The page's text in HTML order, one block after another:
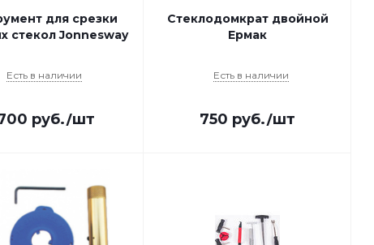
для срезки
стекол Jonnesway
Есть в наличии
руб./шт
Стеклодомкрат двойной
Ермак
Есть в наличии
750 руб./шт